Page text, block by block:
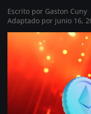
Escrito por Gaston Cuny
Adaptado por junio 16,